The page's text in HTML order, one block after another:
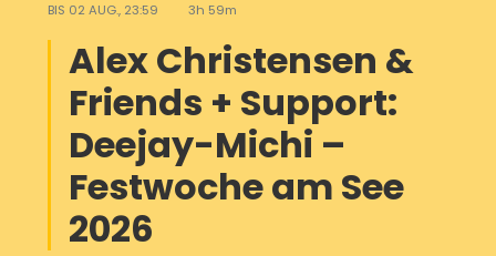
BIS 02 AUG., 23:59 3h 59m
Alex Christensen &
Friends + Support:
Deejay-Michi –
Festwoche am See
2026